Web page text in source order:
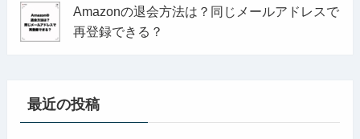
Amazonの退会方法は？同じメールアドレスで
再登録できる？
最近の投稿